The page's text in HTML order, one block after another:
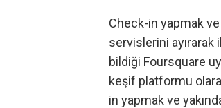
Check-in yapmak
servislerini
bildiği Foursquare
keşif platformu
in yapmak ve